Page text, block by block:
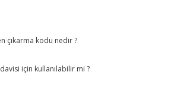
çıkarma kodu nedir ?
için kullanılabilir mi ?